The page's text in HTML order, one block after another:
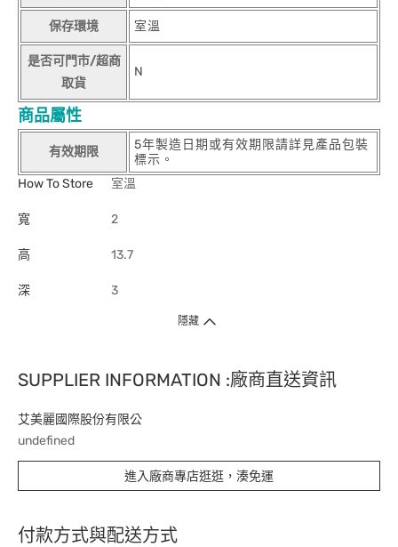
保存環境 室溫
是否可門市/超商
取貨
N
商品屬性
有效期限
5年製造日期或有效期限請詳見產品包裝
標示。
How To Store
室溫
寬 2
高 13.7
深 3
隱藏
SUPPLIER INFORMATION :廠商直送資訊
艾美麗國際股份有限公
undefined
進入廠商專店逛逛，湊免運
付款方式與配送方式